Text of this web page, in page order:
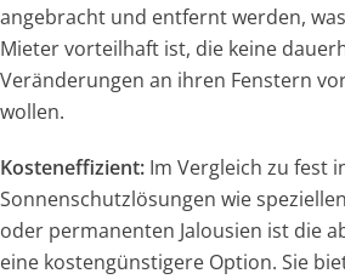
angebracht und entfernt werden,
Mieter vorteilhaft ist, die keine
Veränderungen an ihren Fenstern
wollen.
Kosteneffizient: Im Vergleich zu fest
Sonnenschutzlösungen wie
oder permanenten Jalousien ist die
eine kostengünstigere Option. Sie